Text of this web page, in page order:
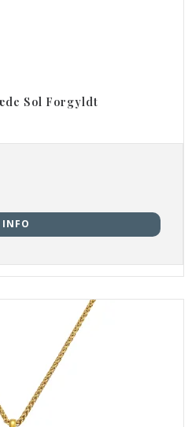
Sol Forgyldt
INFO